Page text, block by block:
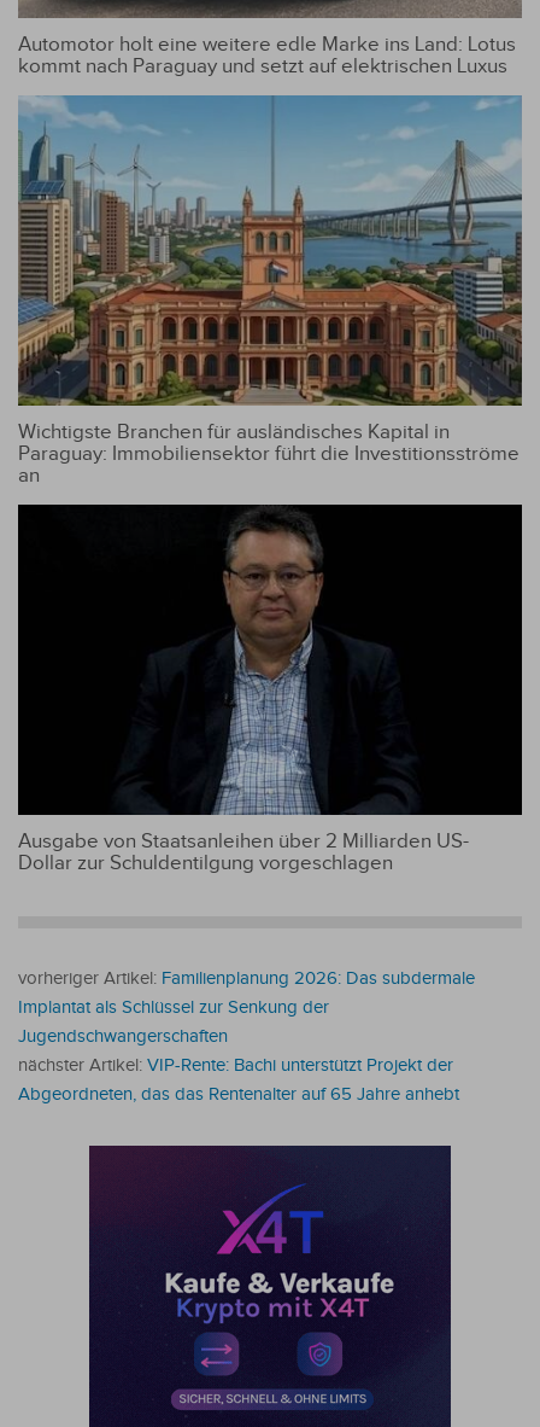
Automotor holt eine weitere edle Marke ins Land: Lotus
kommt nach Paraguay und setzt auf elektrischen Luxus
Wichtigste Branchen für ausländisches Kapital in
Paraguay: Immobiliensektor führt die Investitionsströme
an
Ausgabe von Staatsanleihen über 2 Milliarden US-
Dollar zur Schuldentilgung vorgeschlagen
vorheriger Artikel: Familienplanung 2026: Das subdermale
Implantat als Schlüssel zur Senkung der
Jugendschwangerschaften
nächster Artikel: VIP-Rente: Bachi unterstützt Projekt der
Abgeordneten, das das Rentenalter auf 65 Jahre anhebt